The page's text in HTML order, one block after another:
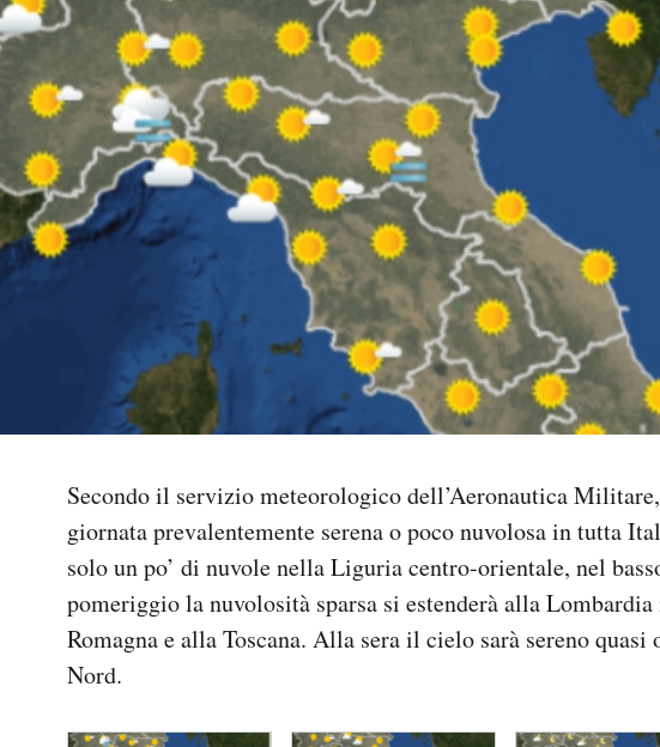
Mondiali calcio 2026
Secondo il servizio meteorologico dell’Aeronautica
giornata prevalentemente serena o poco nuvolosa in tutta
solo un po’ di nuvole nella Liguria centro-orientale, nel
pomeriggio la nuvolosità sparsa si estenderà alla
Romagna e alla Toscana. Alla sera il cielo sarà sereno quasi
Nord.